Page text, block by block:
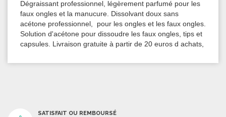
Dégraissant professionnel, légèrement parfumé pour les
faux ongles et la manucure. Dissolvant doux sans
acétone professionnel, pour les ongles et les faux ongles.
Solution d'acétone pour dissoudre les faux ongles, tips et
capsules. Livraison gratuite à partir de 20 euros d achats,
SATISFAIT OU REMBOURSÉ